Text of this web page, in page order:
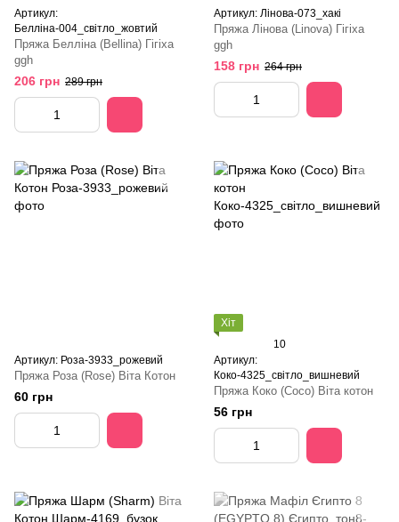
Артикул:
Белліна-004_світло_жовтий
Пряжа Белліна (Bellina) Гігіха
ggh
206 грн 289 грн
Артикул: Лінова-073_хакі
Пряжа Лінова (Linova) Гігіха
ggh
158 грн 264 грн
Артикул: Роза-3933_рожевий
Пряжа Роза (Rose) Віта Котон
60 грн
Хіт
10
Артикул:
Коко-4325_світло_вишневий
Пряжа Коко (Coco) Віта котон
56 грн